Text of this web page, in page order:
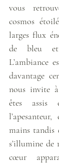
vous
cosmos
larges flux
de bleu
L’ambiance
davantage
nous invite
êtes assis
mains tandis
s’illumine de
cœur